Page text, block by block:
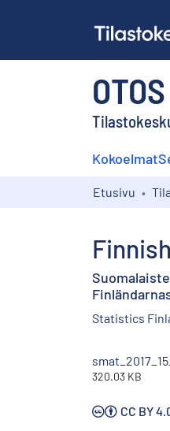
OTOS
Kokoelmat
Etusivu
Statistics
320.03 KB
CC BY